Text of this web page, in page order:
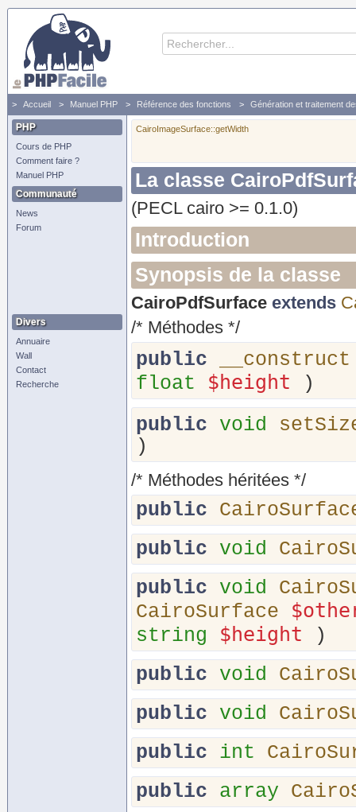
Accueil Manuel PHP Référence des fonctions Génération et traitement
PHP
Cours de PHP
Comment faire ?
Manuel PHP
Communauté
News
Forum
Divers
Annuaire
Wall
Contact
Recherche
CairoImageSurface::getWidth
La classe
(PECL cairo >= 0.1.0)
Introduction
Synopsis de la classe
CairoPdfSurface extends
/* Méthodes */
public __construct
float
$height )
public
void
)
/* Méthodes héritées */
public
public
void
public
void
CairoSurface
string $height )
public
void
public
void
public
int
public
array